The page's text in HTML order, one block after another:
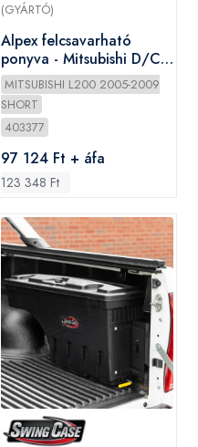
(GYÁRTÓ)
Alpex felcsavarható
ponyva - Mitsubishi D/C
2005-2009
MITSUBISHI L200 2005-2009
SHORT
403377
97 124 Ft + áfa
123 348 Ft